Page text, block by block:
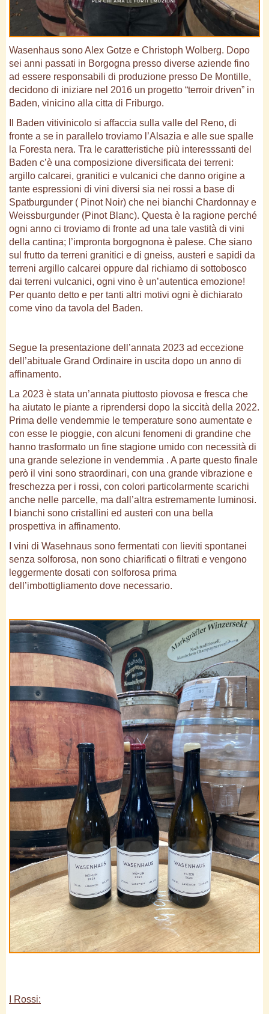
Wasenhaus sono Alex Gotze e Christoph Wolberg. Dopo
sei anni passati in Borgogna presso diverse aziende fino
ad essere responsabili di produzione presso De Montille,
decidono di iniziare nel 2016 un progetto “terroir driven” in
Baden, vinicino alla citta di Friburgo.
Il Baden vitivinicolo si affaccia sulla valle del Reno, di
fronte a se in parallelo troviamo l’Alsazia e alle sue spalle
la Foresta nera. Tra le caratteristiche più interesssanti del
Baden c’è una composizione diversificata dei terreni:
argillo calcarei, granitici e vulcanici che danno origine a
tante espressioni di vini diversi sia nei rossi a base di
Spatburgunder ( Pinot Noir) che nei bianchi Chardonnay e
Weissburgunder (Pinot Blanc). Questa è la ragione perché
ogni anno ci troviamo di fronte ad una tale vastità di vini
della cantina; l’impronta borgognona è palese. Che siano
sul frutto da terreni granitici e di gneiss, austeri e sapidi da
terreni argillo calcarei oppure dal richiamo di sottobosco
dai terreni vulcanici, ogni vino è un’autentica emozione!
Per quanto detto e per tanti altri motivi ogni è dichiarato
come vino da tavola del Baden.
Segue la presentazione dell’annata 2023 ad eccezione
dell’abituale Grand Ordinaire in uscita dopo un anno di
affinamento.
La 2023 è stata un’annata piuttosto piovosa e fresca che
ha aiutato le piante a riprendersi dopo la siccità della 2022.
Prima delle vendemmie le temperature sono aumentate e
con esse le pioggie, con alcuni fenomeni di grandine che
hanno trasformato un fine stagione umido con necessità di
una grande selezione in vendemmia . A parte questo finale
però il vini sono straordinari, con una grande vibrazione e
freschezza per i rossi, con colori particolarmente scarichi
anche nelle parcelle, ma dall’altra estremamente luminosi.
I bianchi sono cristallini ed austeri con una bella
prospettiva in affinamento.
I vini di Wasehnaus sono fermentati con lieviti spontanei
senza solforosa, non sono chiarificati o filtrati e vengono
leggermente dosati con solforosa prima
dell’imbottigliamento dove necessario.
I Rossi: